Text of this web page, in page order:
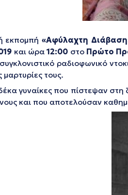
εκπομπή «Αφύλαχτη
και ώρα12:00 στο Πρώτο
ραδιοφωνικό
μαρτυρίες τους.
γυναίκες που πίστεψαν
και που αποτελούσαν